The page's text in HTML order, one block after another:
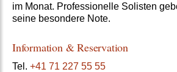
im Monat. Professionelle Solisten
seine besondere Note.
Information & Reservation
Tel. +41 71 227 55 55